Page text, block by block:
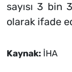
sayısı 3 bin
olarak ifade
Kaynak: İHA